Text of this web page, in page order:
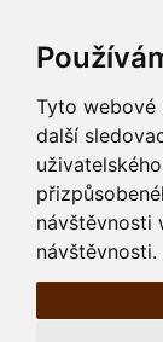
Tyto webové
další
návštěvnosti
návštěvnosti.